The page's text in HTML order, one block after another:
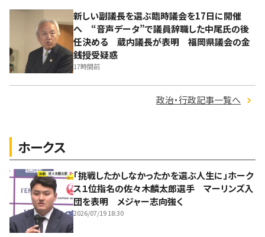
新しい副議長を選ぶ臨時議会を17日に開催
へ “音声データ”で議員辞職した中尾氏の後
任決める 蔵内議長が表明 福岡県議会の金
銭授受疑惑
17時間前
政治・行政記事一覧へ
ホークス
「挑戦したかしなかったかを選ぶ人生に」ホーク
ス１位指名の佐々木麟太郎選手 マーリンズ入
団を表明 メジャー志向強く
2026/07/19 18:30